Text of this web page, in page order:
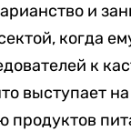
и
когда
к
выступает
продуктов